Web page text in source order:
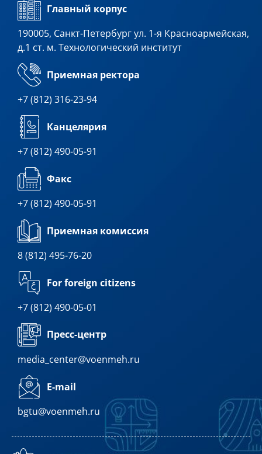
Главный корпус
190005, Санкт-Петербург ул. 1-я Красноармейская,
д.1 ст. м. Технологический институт
Приемная ректора
+7 (812) 316-23-94
Канцелярия
+7 (812) 490-05-91
Факс
+7 (812) 490-05-91
Приемная комиссия
8 (812) 495-76-20
For foreign citizens
+7 (812) 490-05-01
Пресс-центр
media_center@voenmeh.ru
E-mail
bgtu@voenmeh.ru